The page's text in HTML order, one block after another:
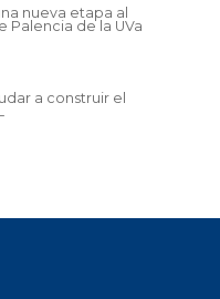
nueva etapa al
Palencia de la UVa
a construir el